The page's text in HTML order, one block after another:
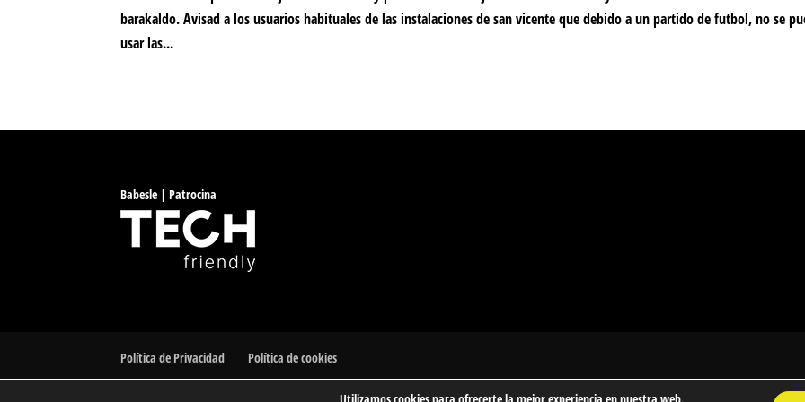
barakaldo. Avisad a los usuarios habituales de las instalaciones de san vicente que debido a un partido de futbol, no se
usar las...
Babesle | Patrocina
Política de Privacidad Política de cookies